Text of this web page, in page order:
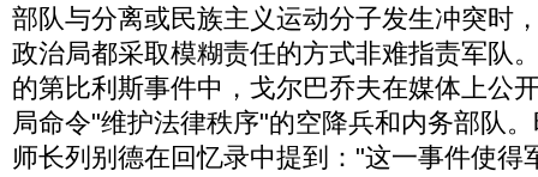
部队与分离或民族主义运动分子发生冲突时
政治局都采取模糊责任的方式非难指责军队
的第比利斯事件中，戈尔巴乔夫在媒体上公
局命令"维护法律秩序"的空降兵和内务部队
师长列别德在回忆录中提到："这一事件使得